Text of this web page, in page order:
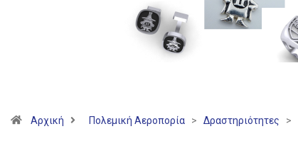
Αρχική Πολεμική Αεροπορία > Δραστηριότητες >